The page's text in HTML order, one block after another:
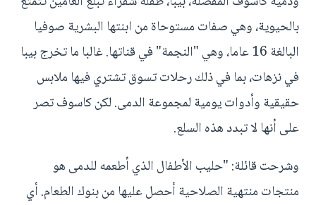
بالحيوية، وهي صفات مستوحاة من ابنتها البشرية صوفيا
البالغة 16 عاما، وهي "النجمة" في قناتها. غالبا ما تخرج بيبا
في نزهات، بما في ذلك رحلات تسوق تشتري فيها ملابس
حقيقية وأدوات يومية لمجموعة الدمى. لكن كاسوف تصر
على أنها لا تبدد هذه السلع.
وشرحت قائلة: "حليب الأطفال الذي أطعمه للدمى هو
منتجات منتهية الصلاحية أحصل عليها من بنوك الطعام. أي